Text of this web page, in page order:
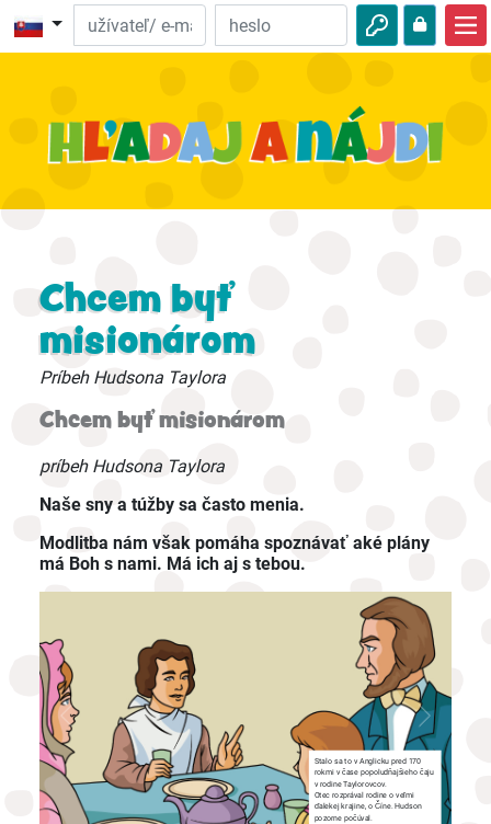
Biblické dobrodružstvá
Dobrodružstvá
Aktivity
Chcem byť
misionárom
Príbeh Hudsona Taylora
Chcem byť misionárom
príbeh Hudsona Taylora
Naše sny a túžby sa často menia.
Modlitba nám však pomáha spoznávať aké plány
má Boh s nami. Má ich aj s tebou.
Stalo sa to v Anglicku pred 170
rokmi v čase popoludňajšieho čaju
v rodine Taylorovcov.
Otec rozprával rodine o veľmi
ďalekej krajine, o Číne. Hudson
pozorne počúval.